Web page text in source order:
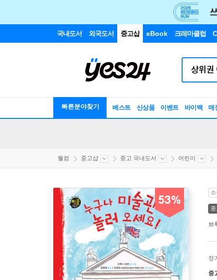
국내도서 외국도서 중고샵 eBook 크레마클럽
빠른분야찾기 베스트 신상품 이벤트 바이백 매
웰컴 중고샵 중고 국내도서 어린이
53%
브
정
중